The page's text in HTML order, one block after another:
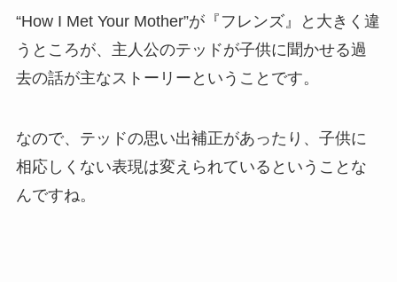
“How I Met Your Mother”が『フレンズ』と大きく違
うところが、主人公のテッドが子供に聞かせる過
去の話が主なストーリーということです。
なので、テッドの思い出補正があったり、子供に
相応しくない表現は変えられているということな
んですね。